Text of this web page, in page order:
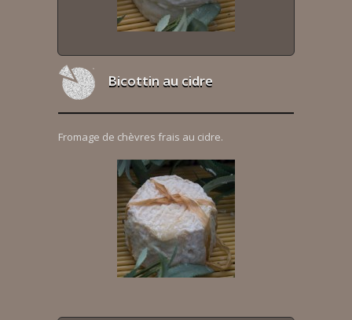
Bicottin au cidre
Fromage de chèvres frais au cidre.